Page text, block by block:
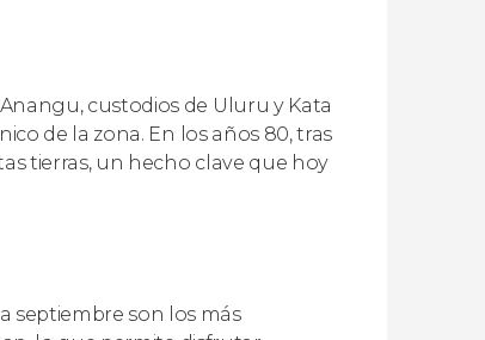
custodios de Uluru y Kata
de la zona. En los años 80, tras
tierras, un hecho clave que hoy
septiembre son los más